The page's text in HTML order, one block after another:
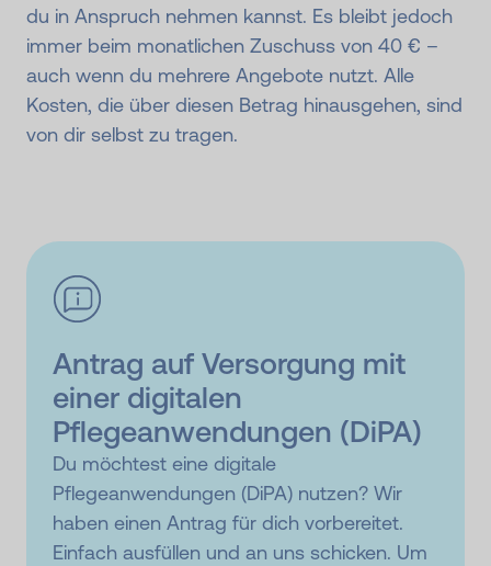
du in Anspruch nehmen kannst. Es bleibt jedoch
immer beim monatlichen Zuschuss von 40 € –
auch wenn du mehrere Angebote nutzt. Alle
Kosten, die über diesen Betrag hinausgehen, sind
von dir selbst zu tragen.
Antrag auf Versorgung mit
einer digitalen
Pflegeanwendungen (DiPA)
Du möchtest eine digitale
Pflegeanwendungen (DiPA) nutzen? Wir
haben einen Antrag für dich vorbereitet.
Einfach ausfüllen und an uns schicken. Um